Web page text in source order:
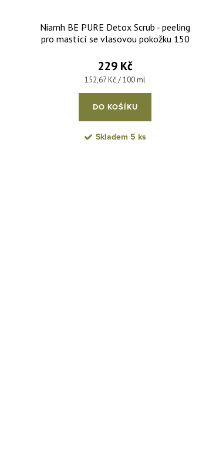
Niamh BE PURE Detox Scrub - peeling
pro mastící se vlasovou pokožku 150
229 Kč
Měrná cena:
152,67 Kč / 100 ml
DO KOŠÍKU
Skladem 5 ks